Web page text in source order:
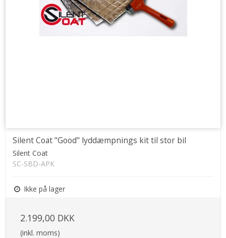
Silent Coat "Good" lyddæmpnings kit til stor bil
Silent Coat
SC-SBD-APK
Ikke på lager
2.199,00 DKK
(inkl. moms)